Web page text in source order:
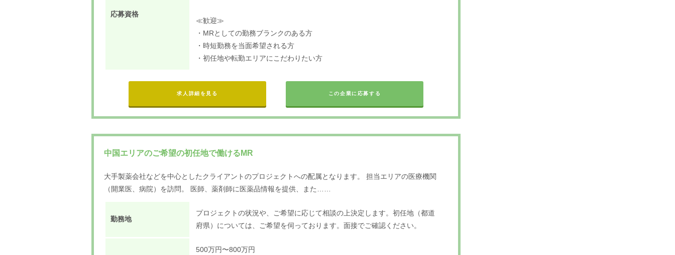
応募資格
≪歓迎≫
・MRとしての勤務ブランクのある方
・時短勤務を当面希望される方
・初任地や転勤エリアにこだわりたい方
求人詳細を見る この企業に応募する
中国エリアのご希望の初任地で働けるMR
大手製薬会社などを中心としたクライアントのプロジェクトへの配属となります。 担当エリアの医療機関
（開業医、病院）を訪問。 医師、薬剤師に医薬品情報を提供、また……
勤務地
プロジェクトの状況や、ご希望に応じて相談の上決定します。初任地（都道
府県）については、ご希望を伺っております。面接でご確認ください。
500万円〜800万円